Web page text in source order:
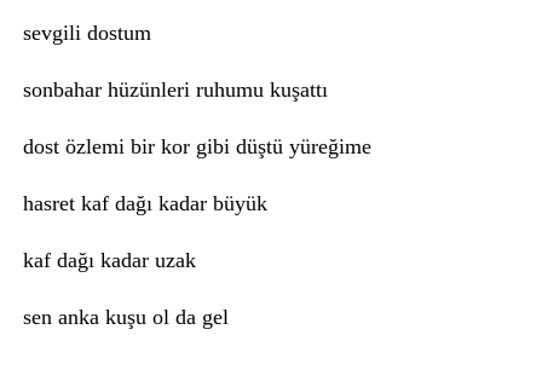
sevgili dostum
sonbahar hüzünleri ruhumu kuşattı
dost özlemi bir kor gibi düştü yüreğime
hasret kaf dağı kadar büyük
kaf dağı kadar uzak
sen anka kuşu ol da gel